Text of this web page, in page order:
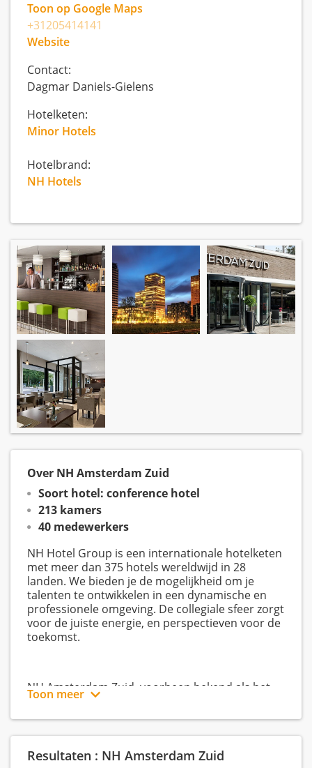
Toon op Google Maps
+31205414141
Website
Contact:
Dagmar Daniels-Gielens
Hotelketen:
Minor Hotels
Hotelbrand:
NH Hotels
Over NH Amsterdam Zuid
Soort hotel: conference hotel
213 kamers
40 medewerkers
NH Hotel Group is een internationale hotelketen
met meer dan 375 hotels wereldwijd in 28
landen. We bieden je de mogelijkheid om je
talenten te ontwikkelen in een dynamische en
professionele omgeving. De collegiale sfeer zorgt
voor de juiste energie, en perspectieven voor de
toekomst.
NH Amsterdam Zuid, voorheen bekend als het
NH Musica, ligt in de Joodse wijk in Amsterdam.
naar het stadscentrum reizen.
Toon meer
Resultaten : NH Amsterdam Zuid